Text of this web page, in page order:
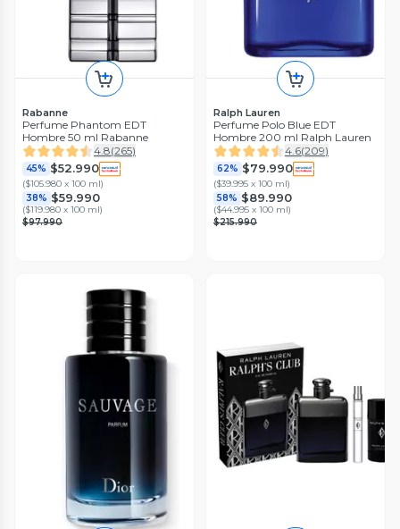
Rabanne
Perfume Phantom EDT
Hombre 50 ml Rabanne
4.8(265)
45% $52.990
($105.980 x 100 ml)
38% $59.990
($119.980 x 100 ml)
$97.990
Ralph Lauren
Perfume Polo Blue EDT
Hombre 200 ml Ralph Lauren
4.6(209)
62% $79.990
($39.995 x 100 ml)
58% $89.990
($44.995 x 100 ml)
$215.990